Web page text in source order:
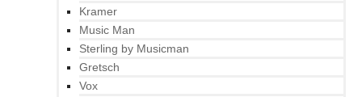
Kramer
Music Man
Sterling by Musicman
Gretsch
Vox